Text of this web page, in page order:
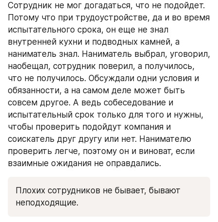
Сотрудник не мог догадаться, что не подойдет.
Потому что при трудоустройстве, да и во время
испытательного срока, он еще не знал
внутренней кухни и подводных камней, а
наниматель знал. Наниматель выбрал, уговорил,
наобещал, сотрудник поверил, а получилось,
что не получилось. Обсуждали одни условия и
обязанности, а на самом деле может быть
совсем другое. А ведь собеседование и
испытательный срок только для того и нужны,
чтобы проверить подойдут компания и
соискатель друг другу или нет. Нанимателю
проверить легче, поэтому он и виноват, если
взаимные ожидания не оправдались.
Плохих сотрудников не бывает, бывают
неподходящие.